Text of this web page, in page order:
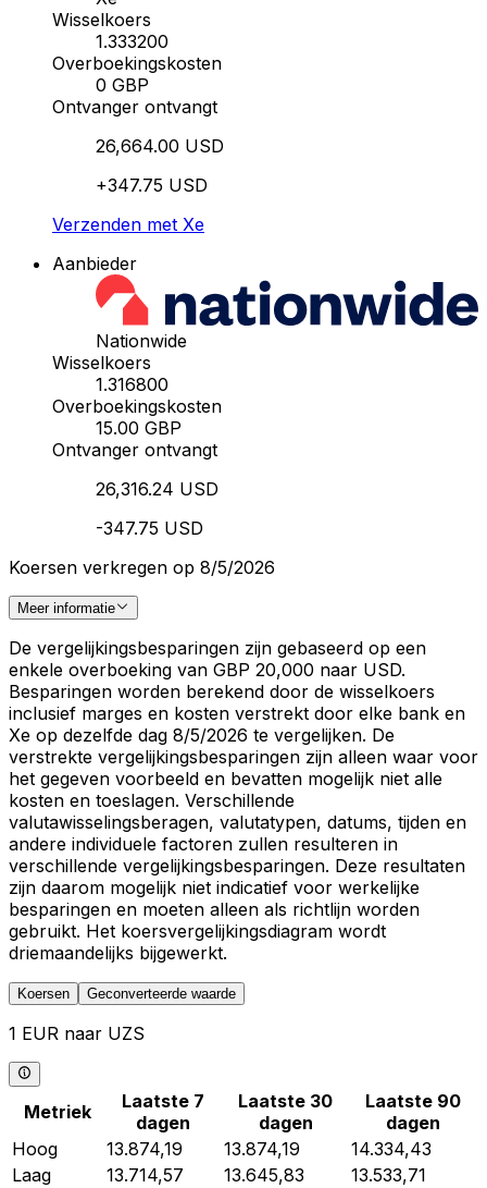
Wisselkoers
1.333200
Overboekingskosten
0 GBP
Ontvanger ontvangt
26,664.00 USD
+347.75 USD
Verzenden met Xe
Aanbieder
Nationwide
Wisselkoers
1.316800
Overboekingskosten
15.00 GBP
Ontvanger ontvangt
26,316.24 USD
-347.75 USD
Koersen verkregen op 8/5/2026
Meer informatie
De vergelijkingsbesparingen zijn gebaseerd op een
enkele overboeking van GBP 20,000 naar USD.
Besparingen worden berekend door de wisselkoers
inclusief marges en kosten verstrekt door elke bank en
Xe op dezelfde dag 8/5/2026 te vergelijken. De
verstrekte vergelijkingsbesparingen zijn alleen waar voor
het gegeven voorbeeld en bevatten mogelijk niet alle
kosten en toeslagen. Verschillende
valutawisselingsberagen, valutatypen, datums, tijden en
andere individuele factoren zullen resulteren in
verschillende vergelijkingsbesparingen. Deze resultaten
zijn daarom mogelijk niet indicatief voor werkelijke
besparingen en moeten alleen als richtlijn worden
gebruikt. Het koersvergelijkingsdiagram wordt
driemaandelijks bijgewerkt.
Koersen Geconverteerde waarde
1 EUR naar UZS
Metriek
Laatste 7
dagen
Laatste 30
dagen
Laatste 90
dagen
Hoog
13.874,19 13.874,19
14.334,43
Laag
13.714,57 13.645,83
13.533,71